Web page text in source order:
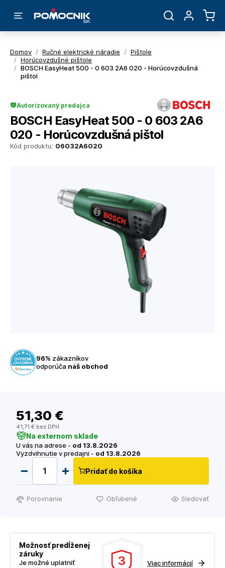
Domov / Ručné elektrické náradie / Pištole
/ Horúcovzdušné pištole
/ BOSCH EasyHeat 500 - 0 603 2A6 020 - Horúcovzdušná
pištol
Kód produktu: 06032A6020
Autorizovaný predajca
BOSCH EasyHeat 500 - 0 603 2A6
020 - Horúcovzdušná pištol
96% zákazníkov
odporúča náš obchod
51,30 €
41,71 € bez DPH
Na externom sklade
U vás na adrese - od 13.8.2026
Vyzdvihnutie v predajni - od 13.8.2026
Pridať do košíka
Porovnanie Obľubené Sledovať
Možnosť predĺženej
záruky
Je možné uplatniť
3 Viac informácií